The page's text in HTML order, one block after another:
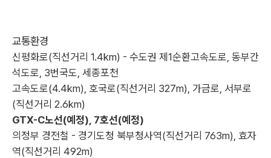
교통환경
신평화로(직선거리 1.4km) - 수도권 제1순환고속도로, 동부간
석도로, 3번국도, 세종포천
고속도로(4.4km), 호국로(직선거리 327m), 가금로, 서부로
(직선거리 2.6km)
GTX-C노선(예정), 7호선(예정)
의정부 경전철 - 경기도청 북부청사역(직선거리 763m), 효자
역(직선거리 492m)